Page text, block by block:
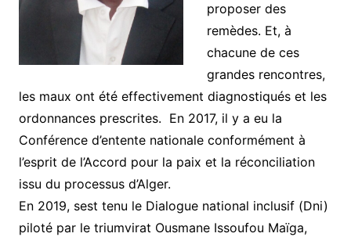
proposer des
remèdes. Et, à
chacune de ces
grandes rencontres,
les maux ont été effectivement diagnostiqués et les
ordonnances prescrites. En 2017, il y a eu la
Conférence d’entente nationale conformément à
l’esprit de l’Accord pour la paix et la réconciliation
issu du processus d’Alger.
En 2019, sest tenu le Dialogue national inclusif (Dni)
piloté par le triumvirat Ousmane Issoufou Maïga,